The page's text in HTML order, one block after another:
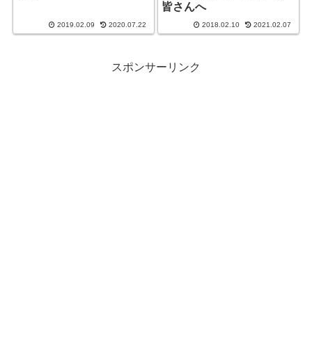
2019.02.09 2020.07.22
皆さんへ
2018.02.10 2021.02.07
スポンサーリンク